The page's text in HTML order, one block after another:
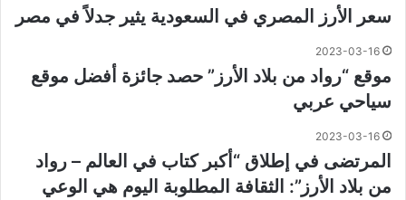
سعر الأرز المصري في السعودية يثير جدلاً في مصر
2023-03-16
موقع “رواد من بلاد الأرز” حصد جائزة أفضل موقع
سياحي عربي
2023-03-16
المرتضى في إطلاق “أكبر كتاب في العالم – رواد
من بلاد الأرز”: الثقافة المطلوبة اليوم هي الوعي